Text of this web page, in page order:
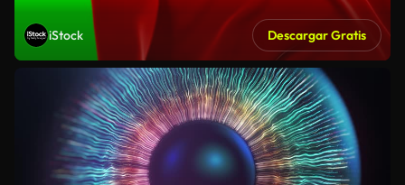
iStock Descargar Gratis